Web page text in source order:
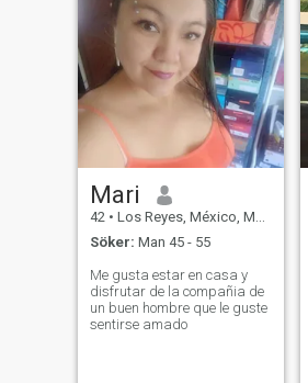
Mari
42 • Los Reyes, México, Mexico
Söker: Man 45 - 55
Me gusta estar en casa y
disfrutar de la compañia de
un buen hombre que le guste
sentirse amado